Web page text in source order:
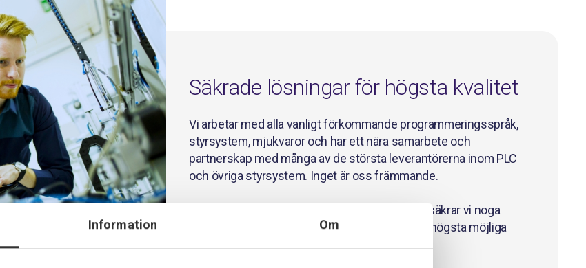
Information Om
Säkrade lösningar för högsta kvalitet
Vi arbetar med alla vanligt förkommande programmeringsspråk,
styrsystem, mjukvaror och har ett nära samarbete och
partnerskap med många av de största leverantörerna inom PLC
och övriga styrsystem. Inget är oss främmande.
Med alla utvecklingssteg inom husets väggar säkrar vi noga
utprovade och dokumenterade lösningar med högsta möjliga